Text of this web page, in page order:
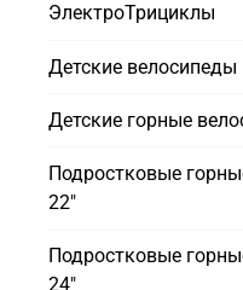
ЭлектроТрициклы
Детские велосипеды
Детские горные
Подростковые
22"
Подростковые
24"